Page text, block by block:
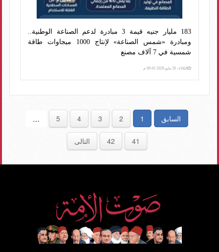
183 مليار جنيه قيمة 3 مبادرة لدعم الصناعة الوطنية..
ومبادرة «شمس الصناعة» لإنتاج 1000 ميجاوات طاقة
شمسية في 7 آلاف مصنع
الثلاثاء، 26 مايو 2026 09:45 م
السابق 1
2
3
4
5
…
41
42 التالى